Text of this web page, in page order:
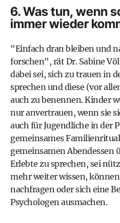
6. Was tun, wenn
immer wieder
"Einfach dran bleiben und
forschen", rät Dr. Sabine
dabei sei, sich zu trauen in
sprechen und diese (vor
auch zu benennen. Kinder
nur anvertrauen, wenn sie
auch für Jugendliche in der
gemeinsames
gemeinsamen Abendessen
Erlebte zu sprechen, sei
mehr weiter wissen,
nachfragen oder sich eine
Psychologen ausmachen.